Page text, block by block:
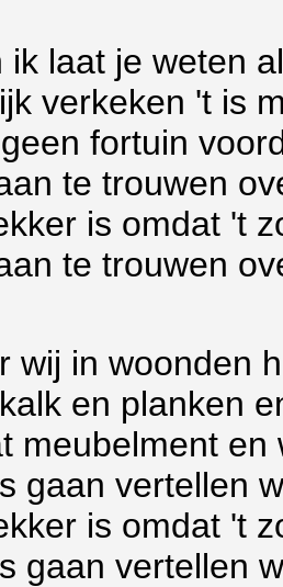
ik laat je weten
verkeken 't is
fortuin
te trouwen
is omdat 't
te trouwen
wij in woonden
en planken
meubelment
gaan vertellen
is omdat 't
gaan vertellen